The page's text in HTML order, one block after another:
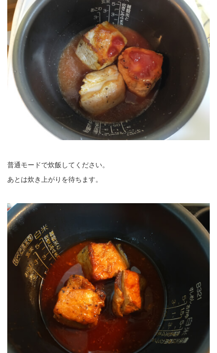
普通モードで炊飯してください。
あとは炊き上がりを待ちます。